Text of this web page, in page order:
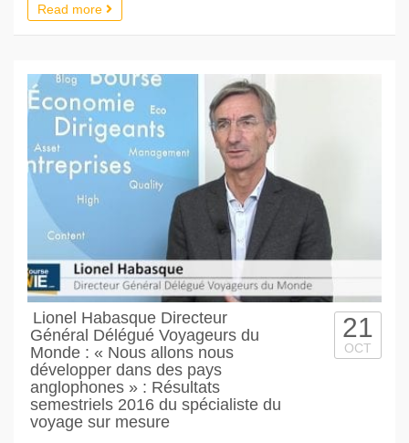
Read more
Lionel Habasque Directeur
Général Délégué Voyageurs du
Monde : « Nous allons nous
développer dans des pays
anglophones » : Résultats
semestriels 2016 du spécialiste du
voyage sur mesure
21
OCT